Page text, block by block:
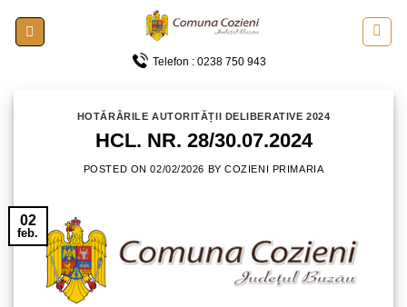
Telefon : 0238 750 943
HOTĂRÂRILE AUTORITĂȚII DELIBERATIVE 2024
HCL. NR. 28/30.07.2024
POSTED ON02/02/2026 BYCOZIENI PRIMARIA
02
feb.